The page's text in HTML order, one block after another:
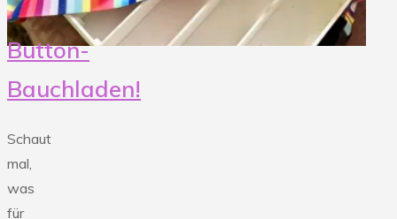
am
18.
Juni"
Button-
Bauchladen!
Schaut
mal,
was
für